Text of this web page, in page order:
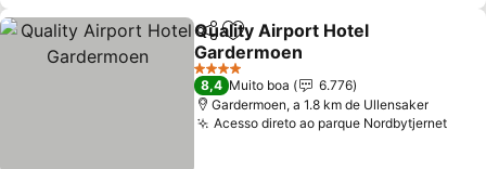
PartilharAdicionar aos favoritos
Quality Airport Hotel
Gardermoen
4 Estrelas
8,4 Muito boa
6.776
Gardermoen, a 1.8 km de Ullensaker
Acesso direto ao parque Nordbytjernet